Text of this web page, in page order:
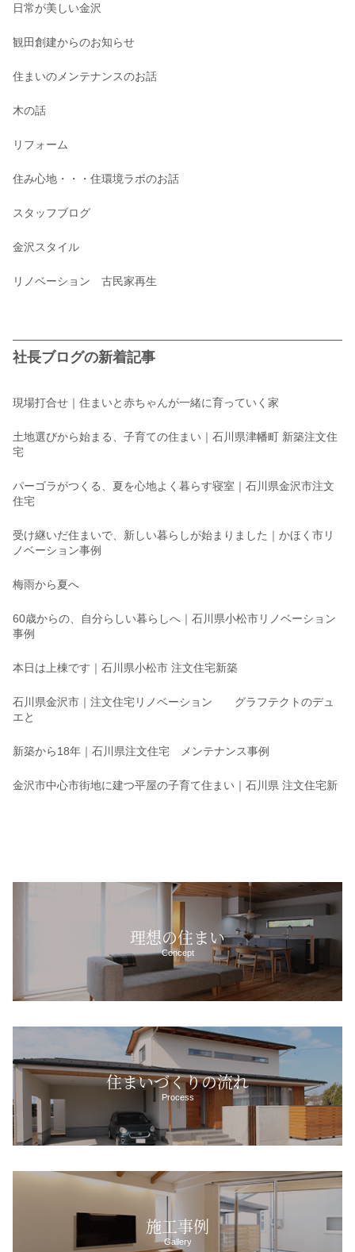
日常が美しい金沢
観田創建からのお知らせ
住まいのメンテナンスのお話
木の話
リフォーム
住み心地・・・住環境ラボのお話
スタッフブログ
金沢スタイル
リノベーション 古民家再生
社長ブログの新着記事
現場打合せ｜住まいと赤ちゃんが一緒に育っていく家
土地選びから始まる、子育ての住まい｜石川県津幡町 新築注文住
宅
パーゴラがつくる、夏を心地よく暮らす寝室｜石川県金沢市注文
住宅
受け継いだ住まいで、新しい暮らしが始まりました｜かほく市リ
ノベーション事例
梅雨から夏へ
60歳からの、自分らしい暮らしへ｜石川県小松市リノベーション
事例
本日は上棟です｜石川県小松市 注文住宅新築
石川県金沢市｜注文住宅リノベーション グラフテクトのデュ
エと
新築から18年｜石川県注文住宅 メンテナンス事例
金沢市中心市街地に建つ平屋の子育て住まい｜石川県 注文住宅新
理想の住まい
Concept
住まいづくりの流れ
Process
施工事例
Gallery